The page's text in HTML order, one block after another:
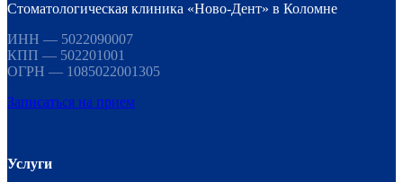
Стоматологическая клиника «Ново-Дент» в Коломне
ИНН — 5022090007
КПП — 502201001
ОГРН — 1085022001305
Записаться на прием
Услуги